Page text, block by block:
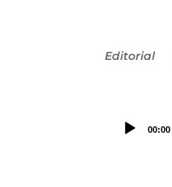
Editorial
00:00